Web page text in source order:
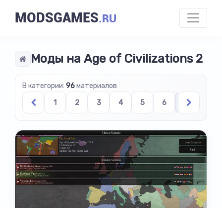
MODSGAMES.RU
Моды на Age of Civilizations 2
В категории: 96материалов
1 2 3 4 5 6 7